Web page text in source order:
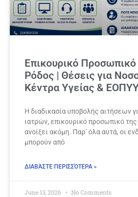
Επικουρικό
Ρόδος | Θέσεις για
Κέντρα Υγείας &
Η διαδικασία υποβολής αιτήσεων
ιατρών, επικουρικό προσωπικό
ανοίξει ακόμη. Παρ’ όλα αυτά, οι
μπορούν από
ΔΙΑΒΆΣΤΕ ΠΕΡΙΣΣΌΤΕΡΑ »
June 13, 2026 No Comments